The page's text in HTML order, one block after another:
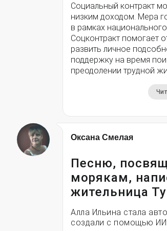
Социальный контракт
низким доходом. Мера
в рамках
Соцконтракт помогает
развить личное
поддержку на время
преодолении трудной
Оксана Смелая
Песню,
морякам,
жительница
Алла Ильина стала
создали с помощью ИИ